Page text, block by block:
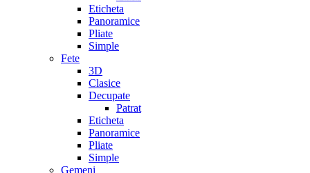
Eticheta
Panoramice
Pliate
Simple
Fete
3D
Clasice
Decupate
Patrat
Eticheta
Panoramice
Pliate
Simple
Gemeni